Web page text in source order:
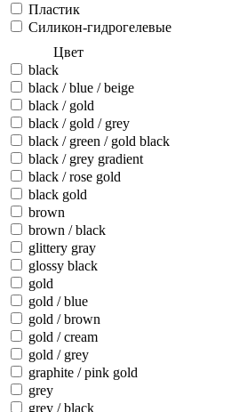
Пластик
Силикон-гидрогелевые
Цвет
black
black / blue / beige
black / gold
black / gold / grey
black / green / gold black
black / grey gradient
black / rose gold
black gold
brown
brown / black
glittery gray
glossy black
gold
gold / blue
gold / brown
gold / cream
gold / grey
graphite / pink gold
grey
grey / black